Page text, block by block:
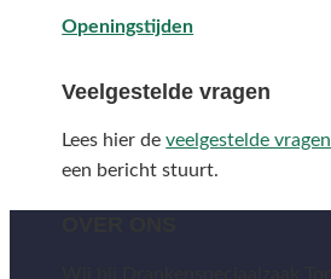
Openingstijden
Veelgestelde vragen
Lees hier deveelgestelde vragen
een bericht stuurt.